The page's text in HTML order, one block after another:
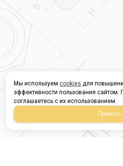
Мы используем cookies для
эффективности пользования сайтом.
соглашаетесь с их использованием.
Принять